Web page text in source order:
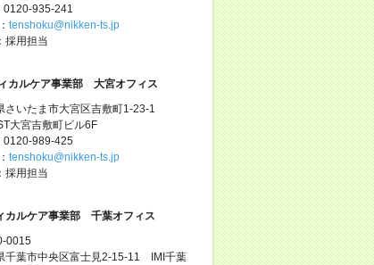
0120-935-241
tenshoku@nikken-ts.jp
採用担当
カルケア事業部 大宮オフィス
さいたま市大宮区吉敷町1-23-1
大宮吉敷町ビル6F
0120-989-425
tenshoku@nikken-ts.jp
採用担当
カルケア事業部 千葉オフィス
0015
千葉市中央区富士見2-15-11 IMI千葉